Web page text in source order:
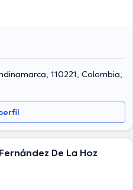
110221, Colombia,
De La Hoz